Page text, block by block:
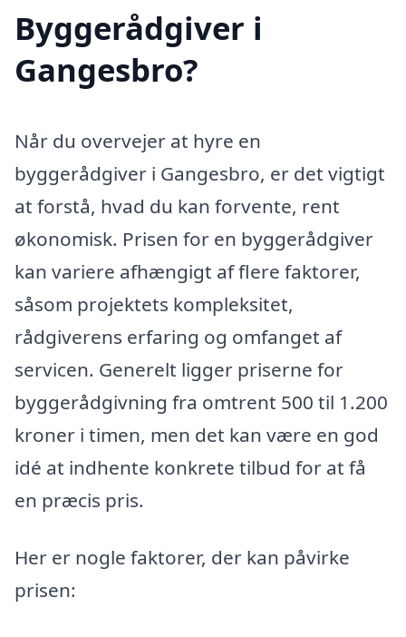
Byggerådgiver i
Gangesbro?
Når du overvejer at hyre en
byggerådgiver i Gangesbro, er det vigtigt
at forstå, hvad du kan forvente, rent
økonomisk. Prisen for en byggerådgiver
kan variere afhængigt af flere faktorer,
såsom projektets kompleksitet,
rådgiverens erfaring og omfanget af
servicen. Generelt ligger priserne for
byggerådgivning fra omtrent 500 til 1.200
kroner i timen, men det kan være en god
idé at indhente konkrete tilbud for at få
en præcis pris.
Her er nogle faktorer, der kan påvirke
prisen: